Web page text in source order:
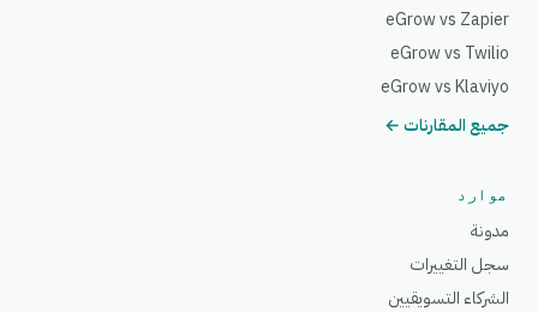
eGrow vs Zapier
eGrow vs Twilio
eGrow vs Klaviyo
جميع المقارنات ←
موارد
مدونة
سجل التغييرات
الشركاء التسويقيين